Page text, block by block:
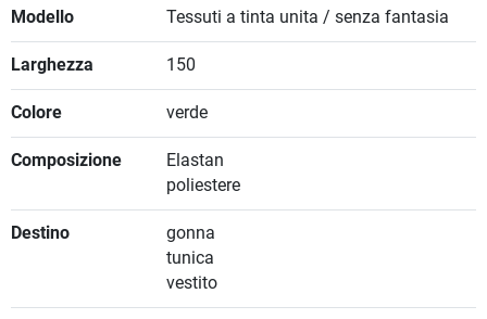
Modello Tessuti a tinta unita / senza fantasia
Larghezza 150
Colore verde
Composizione
Elastan
poliestere
Destino
gonna
tunica
vestito